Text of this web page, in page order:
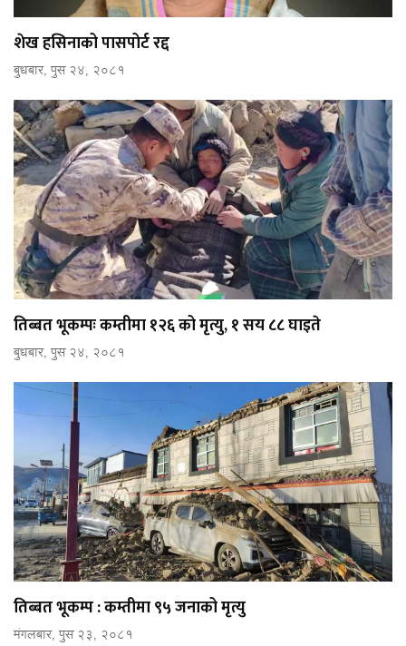
शेख हसिनाको पासपोर्ट रद्द
बुधबार, पुस २४, २०८१
तिब्बत भूकम्पः कम्तीमा १२६ को मृत्यु, १ सय ८८ घाइते
बुधबार, पुस २४, २०८१
तिब्बत भूकम्प : कम्तीमा ९५ जनाको मृत्यु
मंगलबार, पुस २३, २०८१